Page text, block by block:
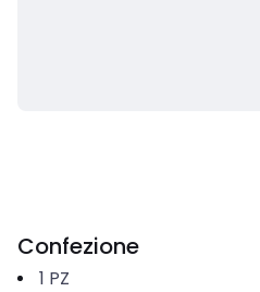
Confezione
1 PZ